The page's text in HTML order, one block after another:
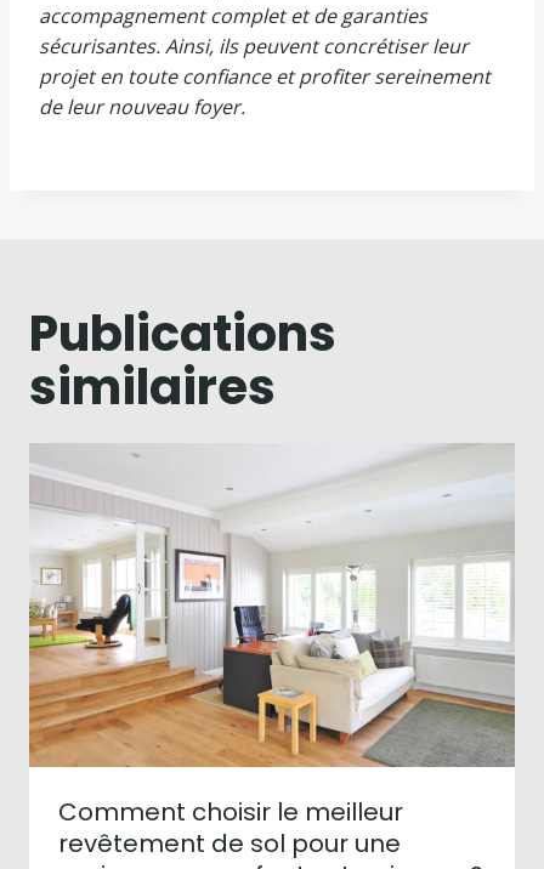
accompagnement complet et de garanties
sécurisantes. Ainsi, ils peuvent concrétiser leur
projet en toute confiance et profiter sereinement
de leur nouveau foyer.
Publications
similaires
Comment choisir le meilleur
revêtement de sol pour une